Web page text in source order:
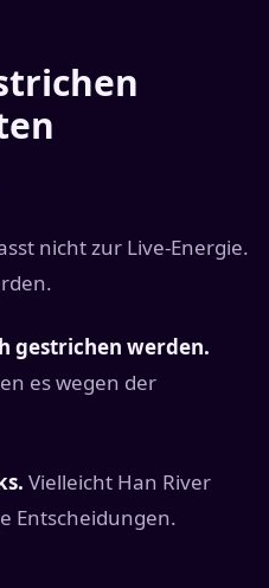
nicht zur Live-Energie.
gestrichen werden.
es wegen der
Vielleicht Han River
Entscheidungen.